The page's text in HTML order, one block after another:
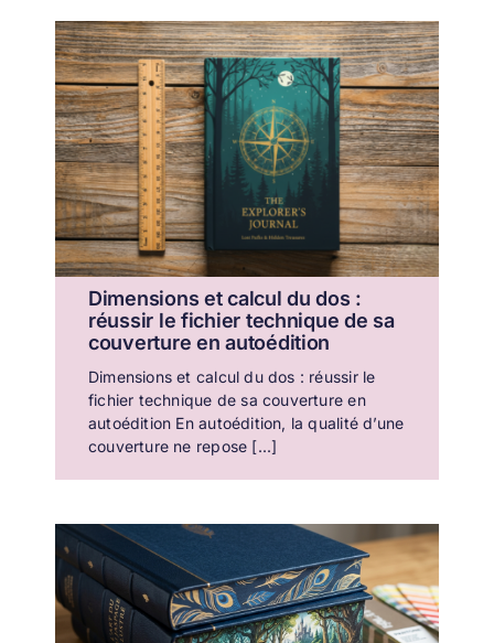
Dimensions et calcul du dos :
réussir le fichier technique de sa
couverture en autoédition
Dimensions et calcul du dos : réussir le
fichier technique de sa couverture en
autoédition En autoédition, la qualité d’une
couverture ne repose [...]